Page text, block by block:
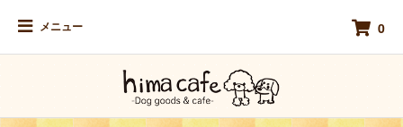
メニュー 0